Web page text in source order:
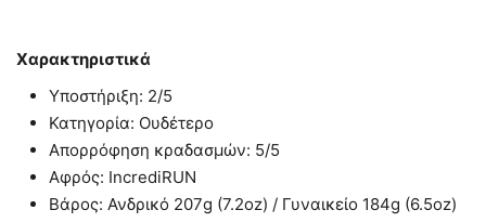
Χαρακτηριστικά
Υποστήριξη: 2/5
Κατηγορία: Ουδέτερο
Απορρόφηση κραδασμών: 5/5
Αφρός: IncrediRUN
Βάρος: Ανδρικό 207g (7.2oz) / Γυναικείο 184g (6.5oz)